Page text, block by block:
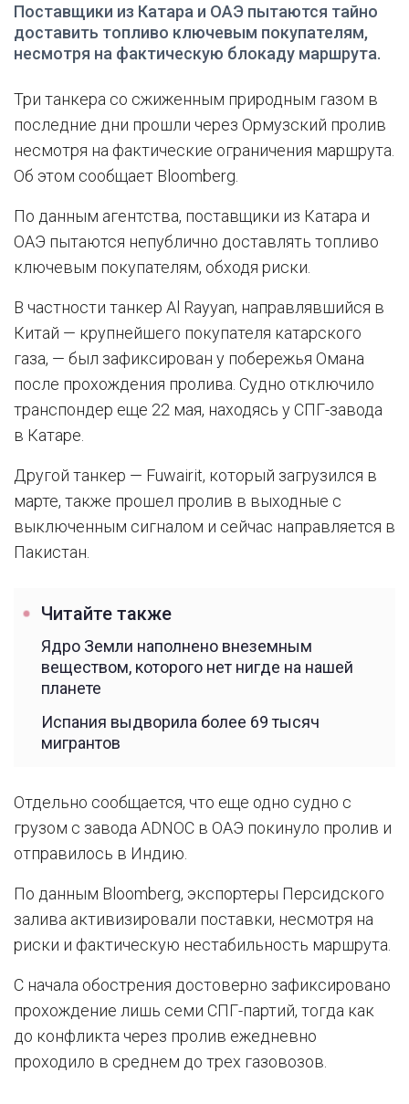
Поставщики из Катара и ОАЭ пытаются тайно
доставить топливо ключевым покупателям,
несмотря на фактическую блокаду маршрута.
Три танкера со сжиженным природным газом в
последние дни прошли через Ормузский пролив
несмотря на фактические ограничения маршрута.
Об этом сообщает Bloomberg.
По данным агентства, поставщики из Катара и
ОАЭ пытаются непублично доставлять топливо
ключевым покупателям, обходя риски.
В частности танкер Al Rayyan, направлявшийся в
Китай — крупнейшего покупателя катарского
газа, — был зафиксирован у побережья Омана
после прохождения пролива. Судно отключило
транспондер еще 22 мая, находясь у СПГ-завода
в Катаре.
Другой танкер — Fuwairit, который загрузился в
марте, также прошел пролив в выходные с
выключенным сигналом и сейчас направляется в
Пакистан.
Читайте также
Ядро Земли наполнено внеземным
веществом, которого нет нигде на нашей
планете
Испания выдворила более 69 тысяч
мигрантов
Отдельно сообщается, что еще одно судно с
грузом с завода ADNOC в ОАЭ покинуло пролив и
отправилось в Индию.
По данным Bloomberg, экспортеры Персидского
залива активизировали поставки, несмотря на
риски и фактическую нестабильность маршрута.
С начала обострения достоверно зафиксировано
прохождение лишь семи СПГ-партий, тогда как
до конфликта через пролив ежедневно
проходило в среднем до трех газовозов.